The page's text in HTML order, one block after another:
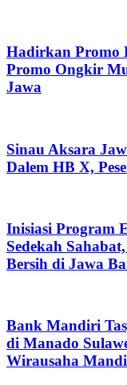
Hadirkan Promo
Promo Ongkir
Jawa
Sinau Aksara
Dalem HB X,
Inisiasi Program
Sedekah
Bersih di Jawa
Bank Mandiri
di Manado
Wirausaha